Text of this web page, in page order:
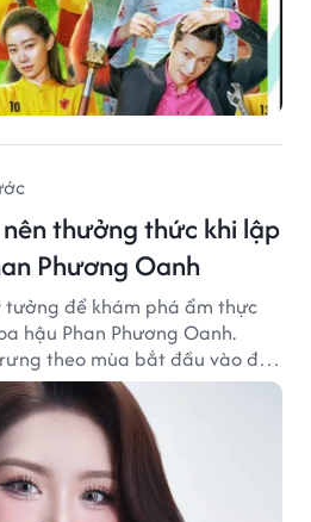
thưởng thức khi lập
Phương Oanh
để khám phá ẩm thực
hậu Phan Phương Oanh.
theo mùa bắt đầu vào độ
khách gần xa.